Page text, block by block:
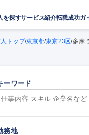
を探すサービス紹介転職成功ガ
トップ/東京都/東京23区/多摩
ーワード
務地